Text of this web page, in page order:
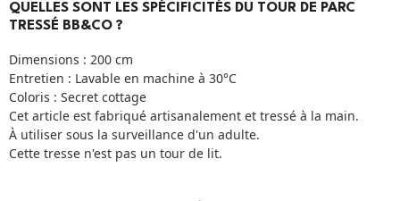
QUELLES SONT LES SPÉCIFICITÉS DU TOUR DE PARC
TRESSÉ BB&CO ?
Dimensions : 200 cm
Entretien : Lavable en machine à 30°C
Coloris : Secret cottage
Cet article est fabriqué artisanalement et tressé à la main.
À utiliser sous la surveillance d'un adulte.
Cette tresse n'est pas un tour de lit.